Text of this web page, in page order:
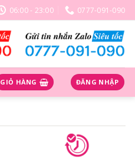
06:00 - 23:00 0777-091-090
GIỎ HÀNG ĐĂNG NHẬP